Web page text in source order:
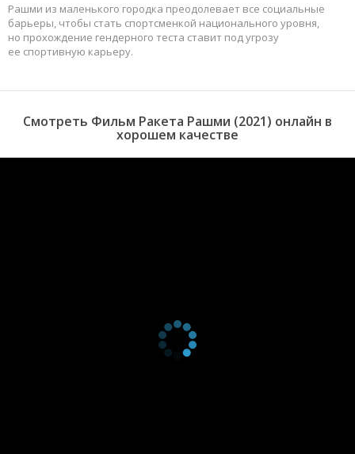
Рашми из маленького городка преодолевает все социальные
барьеры, чтобы стать спортсменкой национального уровня,
но прохождение гендерного теста ставит под угрозу
ее спортивную карьеру.
Смотреть Фильм Ракета Рашми (2021) онлайн в
хорошем качестве